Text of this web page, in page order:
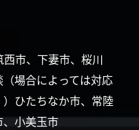
市、下妻市、桜川
場合によっては対応
ひたちなか市、常陸
小美玉市